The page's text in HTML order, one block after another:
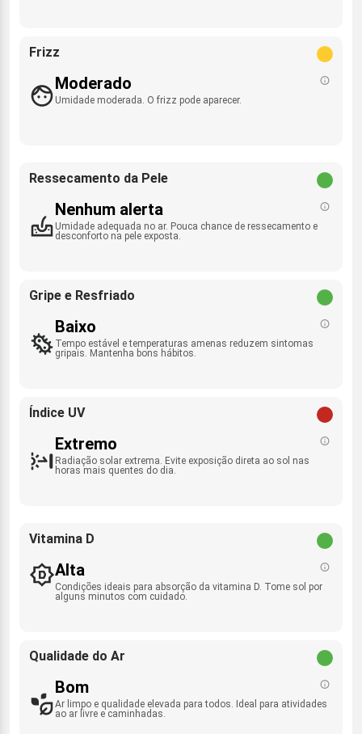
Frizz
Moderado
Umidade moderada. O frizz pode aparecer.
Ressecamento da Pele
Nenhum alerta
Umidade adequada no ar. Pouca chance de ressecamento e
desconforto na pele exposta.
Gripe e Resfriado
Baixo
Tempo estável e temperaturas amenas reduzem sintomas
gripais. Mantenha bons hábitos.
Índice UV
Extremo
Radiação solar extrema. Evite exposição direta ao sol nas
horas mais quentes do dia.
Vitamina D
Alta
Condições ideais para absorção da vitamina D. Tome sol por
alguns minutos com cuidado.
Qualidade do Ar
Bom
Ar limpo e qualidade elevada para todos. Ideal para atividades
ao ar livre e caminhadas.